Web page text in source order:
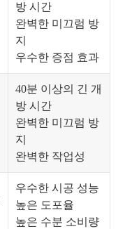
방 시간
완벽한 미끄럼 방
지
우수한 증점 효과
40분 이상의 긴 개
방 시간
완벽한 미끄럼 방
지
완벽한 작업성
우수한 시공 성능
높은 도포율
높은 수분 소비량